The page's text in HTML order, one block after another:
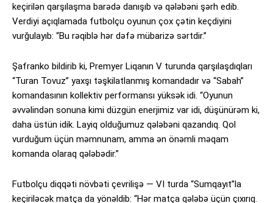
keçirilən qarşılaşma barədə danışıb və qələbəni şərh edib.
Verdiyi açıqlamada futbolçu oyunun çox çətin keçdiyini
vurğulayıb: “Bu rəqiblə hər dəfə mübarizə sərtdir.”
Şafranko bildirib ki, Premyer Liqanın V turunda qarşılaşdıqları
“Turan Tovuz” yaxşı təşkilatlanmış komandadır və “Sabah”
komandasının kollektiv performansı yüksək idi. “Oyunun
əvvəlindən sonuna kimi düzgün enerjimiz var idi, düşünürəm ki,
daha üstün idik. Layiq olduğumuz qələbəni qazandıq. Qol
vurduğum üçün məmnunam, amma ən önəmli məqam
komanda olaraq qələbədir.”
Futbolçu diqqəti növbəti çevrilişə — VI turda “Sumqayıt”la
keçiriləcək matça da yönəldib: “Hər matça qələbə üçün çıxırıq.